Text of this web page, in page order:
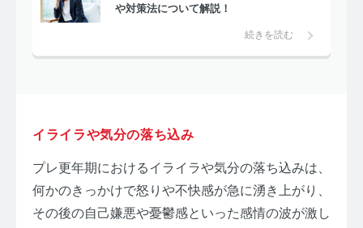
や対策法について解説！
続きを読む
イライラや気分の落ち込み
プレ更年期におけるイライラや気分の落ち込みは、
何かのきっかけで怒りや不快感が急に湧き上がり、
その後の自己嫌悪や憂鬱感といった感情の波が激し